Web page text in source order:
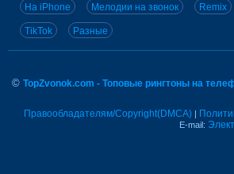
На iPhone Мелодии на звонок Remix
TikTok Разные
© TopZvonok.com - Топовые рингтоны на
Правообладателям/Copyright(DMCA) |
E-mail: